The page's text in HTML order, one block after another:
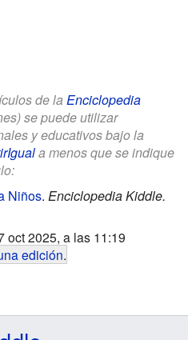
de la Enciclopedia
se puede utilizar
y educativos bajo la
a menos que se indique
Niños. Enciclopedia Kiddle.
oct 2025, a las 11:19
edición.